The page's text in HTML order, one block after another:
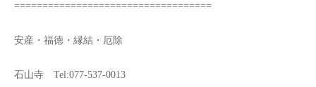
===================================
安産・福徳・縁結・厄除
石山寺 Tel:077-537-0013